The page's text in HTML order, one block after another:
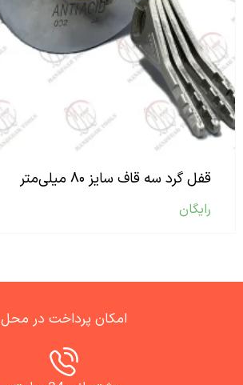
قفل گرد سه قاف سایز ۸۰ میلی‌متر
رایگان
امکان پرداخت در محل